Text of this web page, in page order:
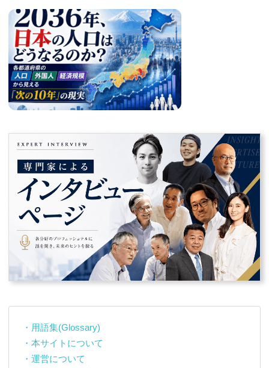
・用語集(Glossary)
・本サイトについて
・運営について